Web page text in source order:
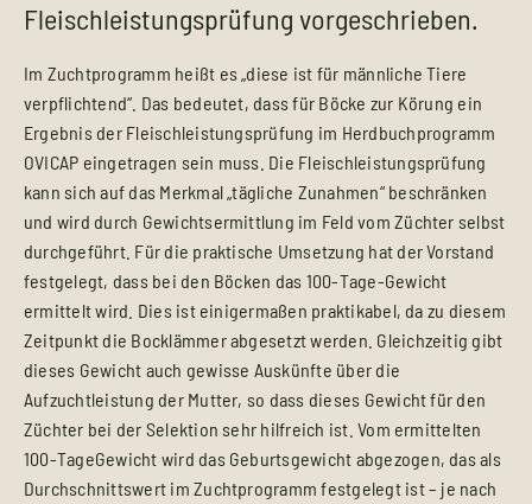
Fleischleistungsprüfung vorgeschrieben.
Im Zuchtprogramm heißt es „diese ist für männliche Tiere
verpflichtend“. Das bedeutet, dass für Böcke zur Körung ein
Ergebnis der Fleischleistungsprüfung im Herdbuchprogramm
OVICAP eingetragen sein muss. Die Fleischleistungsprüfung
kann sich auf das Merkmal „tägliche Zunahmen“ beschränken
und wird durch Gewichtsermittlung im Feld vom Züchter selbst
durchgeführt. Für die praktische Umsetzung hat der Vorstand
festgelegt, dass bei den Böcken das 100-Tage-Gewicht
ermittelt wird. Dies ist einigermaßen praktikabel, da zu diesem
Zeitpunkt die Bocklämmer abgesetzt werden. Gleichzeitig gibt
dieses Gewicht auch gewisse Auskünfte über die
Aufzuchtleistung der Mutter, so dass dieses Gewicht für den
Züchter bei der Selektion sehr hilfreich ist. Vom ermittelten
100-TageGewicht wird das Geburtsgewicht abgezogen, das als
Durchschnittswert im Zuchtprogramm festgelegt ist – je nach